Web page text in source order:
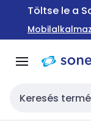
Ugrás aTöltse le a
Keresési bemenet